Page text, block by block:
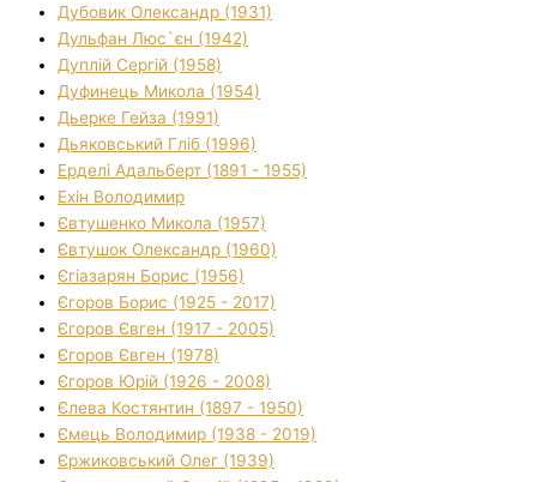
Дубовик Олександр (1931)
Дульфан Люс`єн (1942)
Дуплій Сергій (1958)
Дуфинець Микола (1954)
Дьерке Гейза (1991)
Дьяковський Гліб (1996)
Ерделі Адальберт (1891 - 1955)
Ехін Володимир
Євтушенко Микола (1957)
Євтушок Олександр (1960)
Єгіазарян Борис (1956)
Єгоров Борис (1925 - 2017)
Єгоров Євген (1917 - 2005)
Єгоров Євген (1978)
Єгоров Юрій (1926 - 2008)
Єлева Костянтин (1897 - 1950)
Ємець Володимир (1938 - 2019)
Єржиковський Олег (1939)